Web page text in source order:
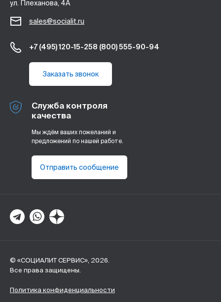
ул. Плеханова, 4А
sales@socialit.ru
+7 (495) 120-15-258 (800) 555-90-94
Заказать звонок
Служба контроля
качества
Мы ждём ваших пожеланий и
предложений по нашей работе.
Отправить сообщение
© «СОЦИАЛИТ СЕРВИС», 2026.
Все права защищены.
Политика конфиденциальности